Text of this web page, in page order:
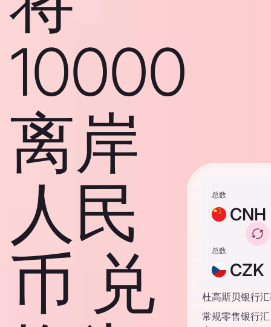
10000
离岸
人民
币 兑
总数
CNH
总数
CZK
杜高斯贝银行
常规零售银行汇